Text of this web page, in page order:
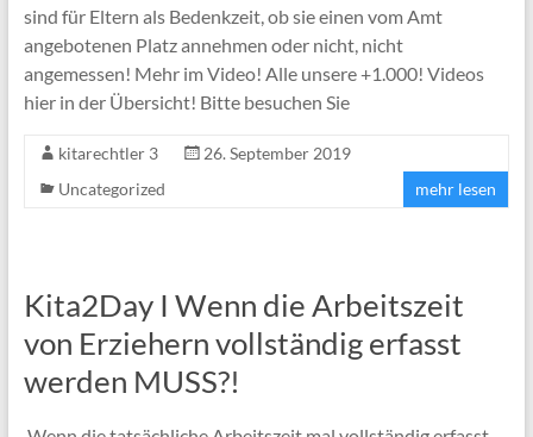
sind für Eltern als Bedenkzeit, ob sie einen vom Amt
angebotenen Platz annehmen oder nicht, nicht
angemessen! Mehr im Video! Alle unsere +1.000! Videos
hier in der Übersicht! Bitte besuchen Sie
kitarechtler 3
26. September 2019
Uncategorized
mehr lesen
Kita2Day I Wenn die Arbeitszeit
von Erziehern vollständig erfasst
werden MUSS?!